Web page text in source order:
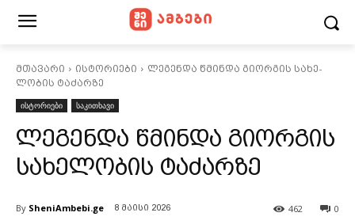
მთავარი ისტორიები
ლეგენდა წმინ­და გი­ორ­გის სა­ხე­
ლო­ბის ტაძ­არზე
ისტორიები
საკითხავი
ლეგენდა წმინ­და გი­ორ­გის
სა­ხე­ლო­ბის ტაძ­არზე
By SheniAmbebi.ge 8 მაისი 2026 0
462